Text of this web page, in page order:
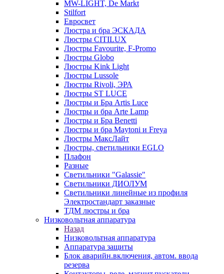
MW-LIGHT, De Markt
Stilfort
Евросвет
Люстра и бра ЭСКАДА
Люстры CITILUX
Люстры Favourite, F-Promo
Люстры Globo
Люстры Kink Light
Люстры Lussole
Люстры Rivoli, ЭРА
Люстры ST LUCE
Люстры и Бра Artis Luce
Люстры и бра Arte Lamp
Люстры и Бра Benetti
Люстры и бра Maytoni и Freya
Люстры МаксЛайт
Люстры, светильники EGLO
Плафон
Разные
Светильники "Galassie"
Светильники ДИОЛУМ
Светильники линейные из профиля
Электростандарт заказные
ТДМ люстры и бра
Низковольтная аппаратура
Назад
Низковольтная аппаратура
Аппаратура защиты
Блок аварийн.включения, автом. ввода
резерва